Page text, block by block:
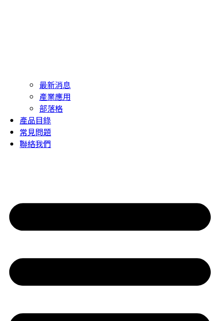
最新消息
產業應用
部落格
產品目錄
常見問題
聯絡我們